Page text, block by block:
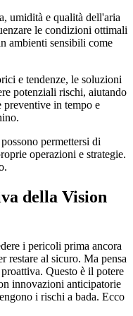
umidità e qualità dell'aria
le condizioni ottimali
ambienti sensibili come
e tendenze, le soluzioni
potenziali rischi, aiutando
preventive in tempo e
permettersi di
operazioni e strategie.
della Vision
i pericoli prima ancora
restare al sicuro. Ma pensa
Questo è il potere
innovazioni anticipatorie
i rischi a bada. Ecco